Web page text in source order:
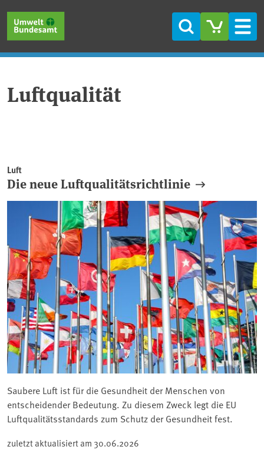
Suche
Luftqualität
Luft
Die neue Luftqualitätsrichtlinie
Saubere Luft ist für die Gesundheit der Menschen von
entscheidender Bedeutung. Zu diesem Zweck legt die EU
Luftqualitätsstandards zum Schutz der Gesundheit fest.
zuletzt aktualisiert am 30.06.2026